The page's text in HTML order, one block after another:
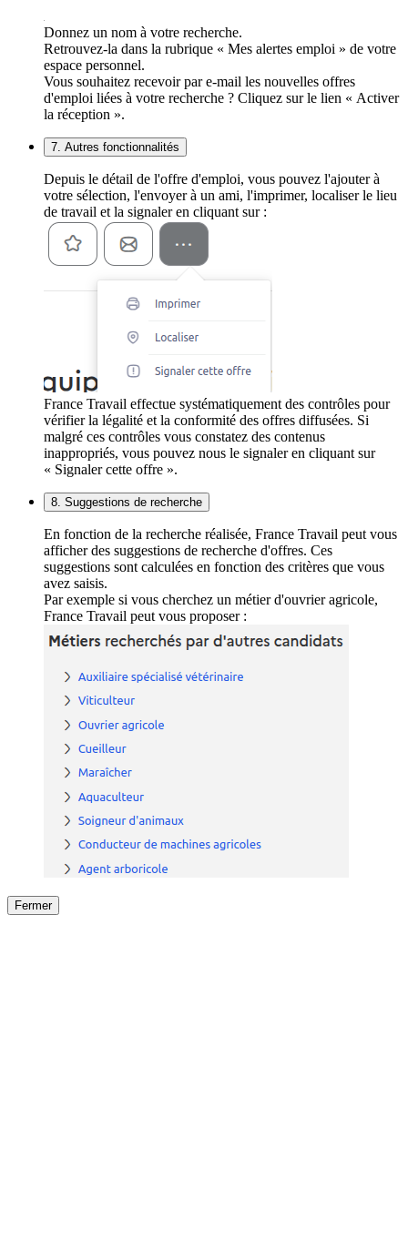
Donnez un nom à votre recherche.
Retrouvez-la dans la rubrique « Mes alertes emploi » de votre
espace personnel.
Vous souhaitez recevoir par e-mail les nouvelles offres
d'emploi liées à votre recherche ? Cliquez sur le lien « Activer
la réception ».
7. Autres fonctionnalités
Depuis le détail de l'offre d'emploi, vous pouvez l'ajouter à
votre sélection, l'envoyer à un ami, l'imprimer, localiser le lieu
de travail et la signaler en cliquant sur :
France Travail effectue systématiquement des contrôles pour
vérifier la légalité et la conformité des offres diffusées. Si
malgré ces contrôles vous constatez des contenus
inappropriés, vous pouvez nous le signaler en cliquant sur
« Signaler cette offre ».
8. Suggestions de recherche
En fonction de la recherche réalisée, France Travail peut vous
afficher des suggestions de recherche d'offres. Ces
suggestions sont calculées en fonction des critères que vous
avez saisis.
Par exemple si vous cherchez un métier d'ouvrier agricole,
France Travail peut vous proposer :
Fermer